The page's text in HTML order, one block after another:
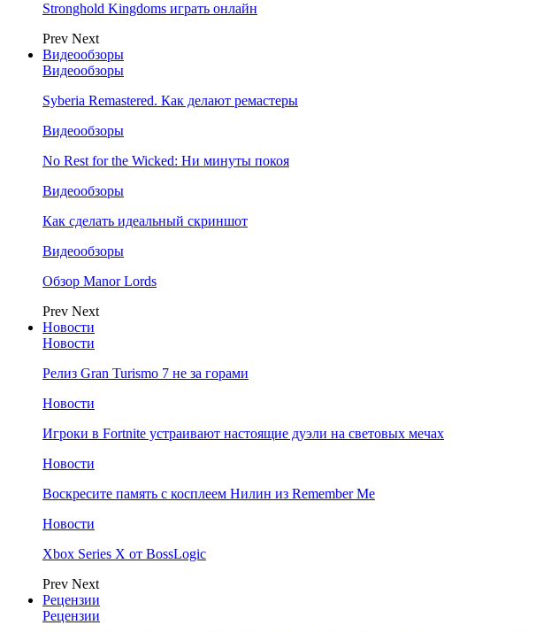
Stronghold Kingdoms играть онлайн
Prev Next
Видеообзоры
Видеообзоры
Syberia Remastered. Как делают ремастеры
Видеообзоры
No Rest for the Wicked: Ни минуты покоя
Видеообзоры
Как сделать идеальный скриншот
Видеообзоры
Обзор Manor Lords
Prev Next
Новости
Новости
Релиз Gran Turismo 7 не за горами
Новости
Игроки в Fortnite устраивают настоящие дуэли на световых мечах
Новости
Воскресите память с косплеем Нилин из Remember Me
Новости
Xbox Series X от BossLogic
Prev Next
Рецензии
Рецензии